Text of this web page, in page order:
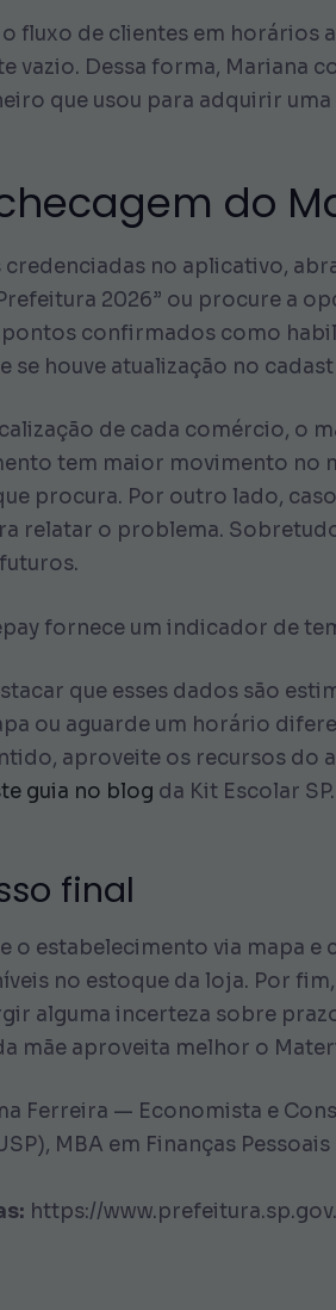
fluxo de clientes em
vazio. Dessa forma, Mariana
que usou para adquirir
do
credenciadas no aplicativo,
2026” ou procure a
confirmados como
se houve atualização no
de cada comércio, o
tem maior movimento no
procura. Por outro lado,
relatar o problema.
fornece um indicador de
que esses dados são
ou aguarde um horário
aproveite os recursos
guia no blog da Kit Escolar SP.
final
o estabelecimento via mapa
no estoque da loja. Por
alguma incerteza sobre
mãe aproveita melhor o
Ferreira — Economista e
MBA em Finanças
https://